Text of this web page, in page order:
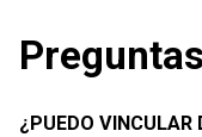
¿PUEDO VINCULAR